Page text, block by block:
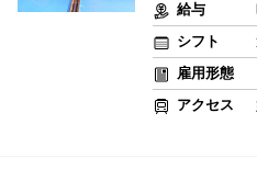
給与
シフト
雇用形態
アクセス